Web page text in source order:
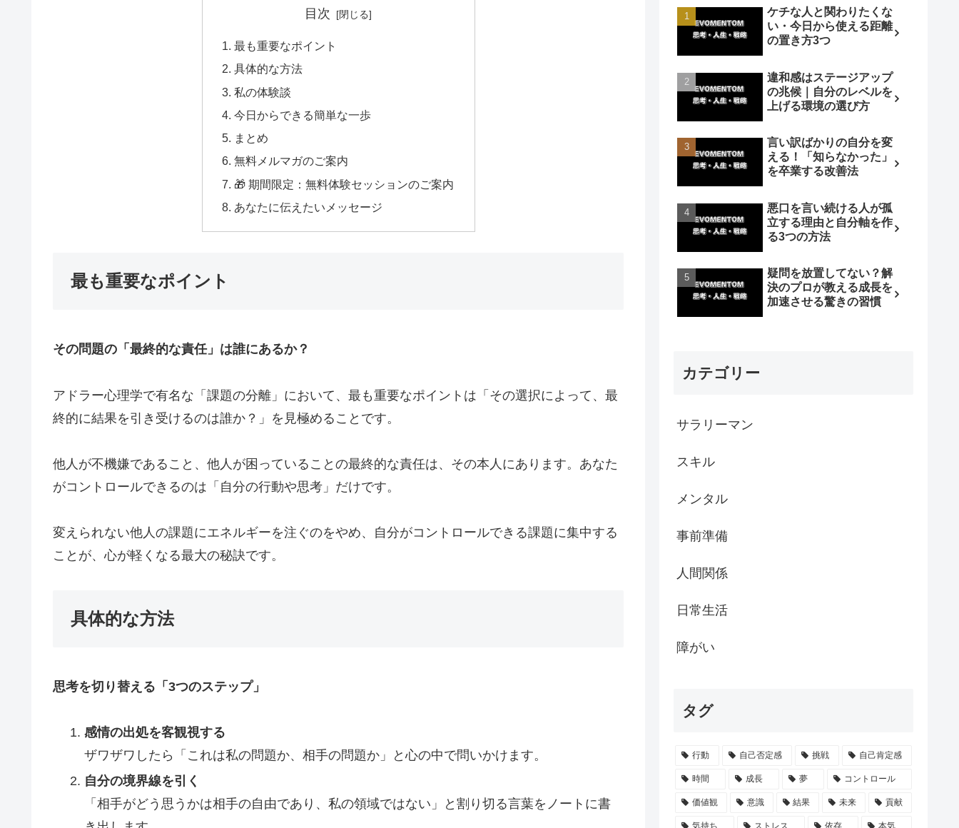
目次
最も重要なポイント
具体的な方法
私の体験談
今日からできる簡単な一歩
まとめ
無料メルマガのご案内
🎁 期間限定：無料体験セッションのご案内
あなたに伝えたいメッセージ
最も重要なポイント
その問題の「最終的な責任」は誰にあるか？
アドラー心理学で有名な「課題の分離」において、最も重要なポイントは「その選択によって、最
終的に結果を引き受けるのは誰か？」を見極めることです。
他人が不機嫌であること、他人が困っていることの最終的な責任は、その本人にあります。あなた
がコントロールできるのは「自分の行動や思考」だけです。
変えられない他人の課題にエネルギーを注ぐのをやめ、自分がコントロールできる課題に集中する
ことが、心が軽くなる最大の秘訣です。
具体的な方法
思考を切り替える「3つのステップ」
感情の出処を客観視する
ザワザワしたら「これは私の問題か、相手の問題か」と心の中で問いかけます。
自分の境界線を引く
「相手がどう思うかは相手の自由であり、私の領域ではない」と割り切る言葉をノートに書
ケチな人と関わりたくな
い・今日から使える距離
の置き方3つ
違和感はステージアップ
の兆候｜自分のレベルを
上げる環境の選び方
言い訳ばかりの自分を変
える！「知らなかった」
を卒業する改善法
悪口を言い続ける人が孤
立する理由と自分軸を作
る3つの方法
疑問を放置してない？解
決のプロが教える成長を
加速させる驚きの習慣
カテゴリー
サラリーマン
スキル
メンタル
事前準備
人間関係
日常生活
障がい
タグ
行動 自己否定感 挑戦 自己肯定感
時間 成長 夢 コントロール
価値観 意識 結果 未来 貢献